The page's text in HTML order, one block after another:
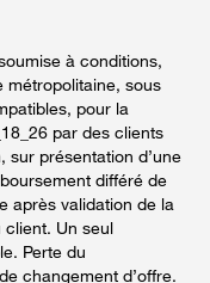
à conditions,
métropolitaine, sous
pour la
par des clients
sur présentation d’une
différé de
après validation de la
client. Un seul
Perte du
changement d’offre.